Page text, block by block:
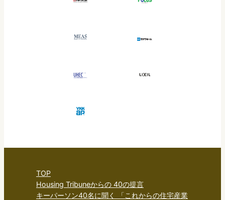
TOP
Housing Tribuneからの 40の提言
キーパーソン40名に聞く 「これからの住宅産業